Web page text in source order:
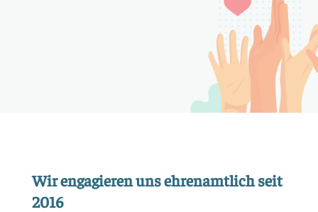
Wir engagieren uns ehrenamtlich seit
2016